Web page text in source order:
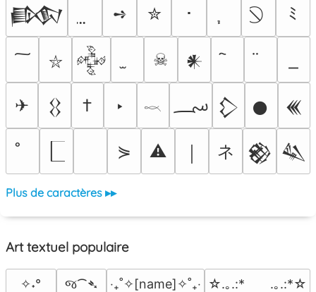
𒁃 ➺ ✮ ･ ﾐ
⛥ 𒅒 ☠ 𒀭
✈ 𒌐 † ‣ 𓎖 ؄ 𒁷 𒊹 𒌍
⋟ ⚠ ネ 𒆙 𒈑
Plus de caractères ▸▸
Art textuel populaire
✧˖° જ⁀➴ ‎‧₊˚✧[name]✧˚₊‧ ☆.｡.:*　　.｡.:*☆